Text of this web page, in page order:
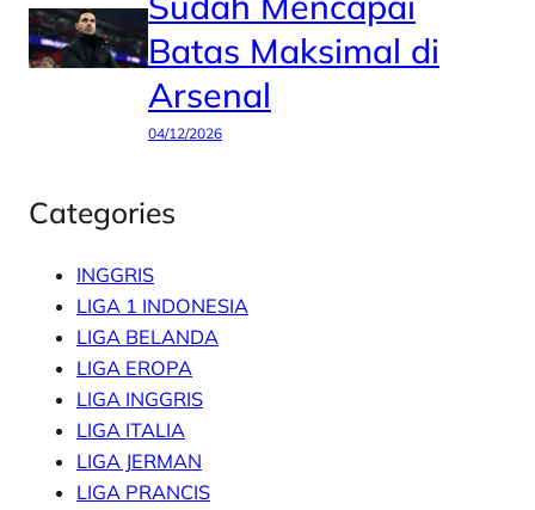
Batas Maksimal di
Arsenal
04/12/2026
Categories
INGGRIS
LIGA 1 INDONESIA
LIGA BELANDA
LIGA EROPA
LIGA INGGRIS
LIGA ITALIA
LIGA JERMAN
LIGA PRANCIS